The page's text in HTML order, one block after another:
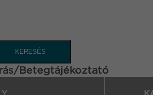
KERESÉS
Betegtájékoztató